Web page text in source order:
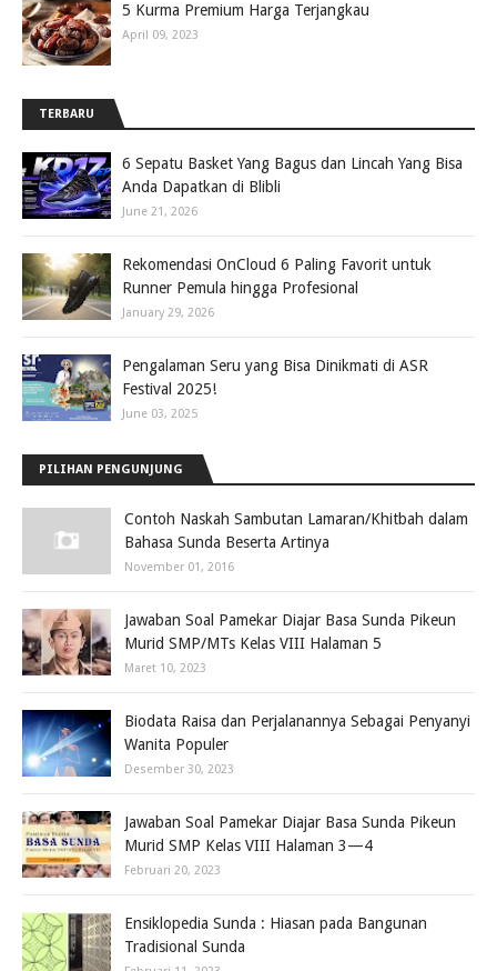
5 Kurma Premium Harga Terjangkau
April 09, 2023
TERBARU
6 Sepatu Basket Yang Bagus dan Lincah Yang Bisa
Anda Dapatkan di Blibli
June 21, 2026
Rekomendasi OnCloud 6 Paling Favorit untuk
Runner Pemula hingga Profesional
January 29, 2026
Pengalaman Seru yang Bisa Dinikmati di ASR
Festival 2025!
June 03, 2025
PILIHAN PENGUNJUNG
Contoh Naskah Sambutan Lamaran/Khitbah dalam
Bahasa Sunda Beserta Artinya
November 01, 2016
Jawaban Soal Pamekar Diajar Basa Sunda Pikeun
Murid SMP/MTs Kelas VIII Halaman 5
Maret 10, 2023
Biodata Raisa dan Perjalanannya Sebagai Penyanyi
Wanita Populer
Desember 30, 2023
Jawaban Soal Pamekar Diajar Basa Sunda Pikeun
Murid SMP Kelas VIII Halaman 3—4
Februari 20, 2023
Ensiklopedia Sunda : Hiasan pada Bangunan
Tradisional Sunda